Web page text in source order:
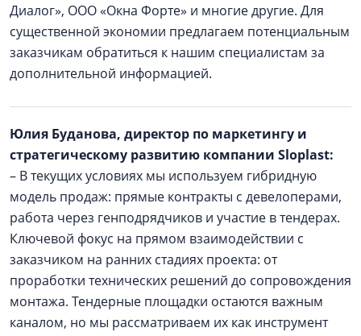
Диалог», ООО «Окна Форте» и многие другие. Для
существенной экономии предлагаем потенциальным
заказчикам обратиться к нашим специалистам за
дополнительной информацией.
Юлия Буданова, директор по маркетингу и
стратегическому развитию компании Sloplast:
– В текущих условиях мы используем гибридную
модель продаж: прямые контракты с девелоперами,
работа через генподрядчиков и участие в тендерах.
Ключевой фокус на прямом взаимодействии с
заказчиком на ранних стадиях проекта: от
проработки технических решений до сопровождения
монтажа. Тендерные площадки остаются важным
каналом, но мы рассматриваем их как инструмент